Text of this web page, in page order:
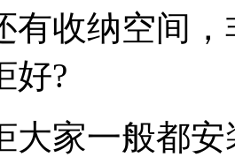
有收纳空间
好?
家一般都安